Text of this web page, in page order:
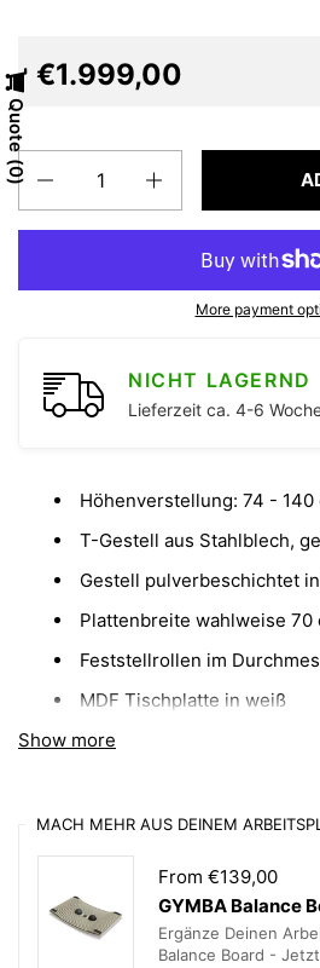
€1.999,00
Quantity
More payment
NICHT LAGERND
Lieferzeit ca. 4-6
Show more
Höhenverstellung: 74 - 140
T-Gestell aus Stahlblech,
Gestell pulverbeschichtet
Plattenbreite wahlweise 70
Feststellrollen im
MDF Tischplatte in weiß
Gewicht ca. 80kg
MACH MEHR AUS DEINEM
From €139,00
GYMBA Balance
Ergänze Deinen
Balance Board -
Quote
0